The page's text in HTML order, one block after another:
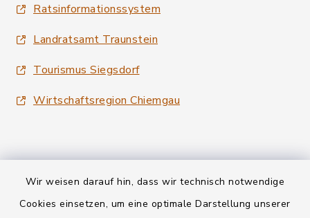
Wir weisen darauf hin, dass wir technisch notwendige
Cookies einsetzen, um eine optimale Darstellung unserer
Ratsinformationssystem
Landratsamt Traunstein
Tourismus Siegsdorf
Wirtschaftsregion Chiemgau
Kontakt